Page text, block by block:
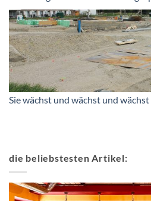
Sie wächst und wächst und wächst
die beliebstesten Artikel: